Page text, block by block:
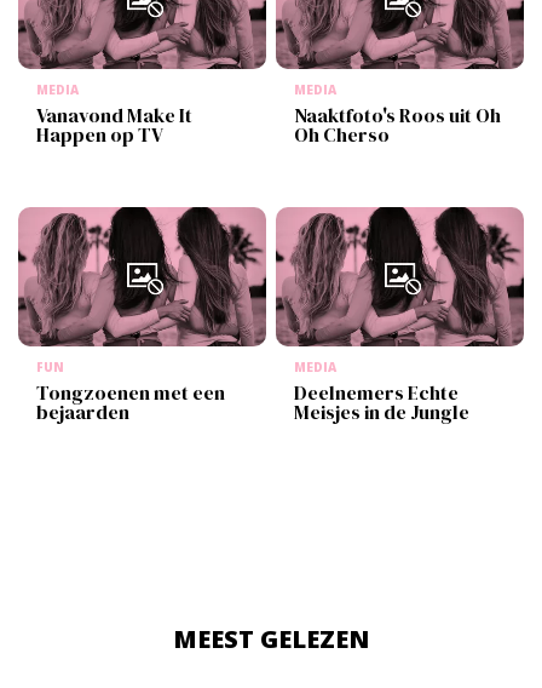
MEDIA
Vanavond Make It
Happen op TV
MEDIA
Naaktfoto's Roos uit Oh
Oh Cherso
FUN
Tongzoenen met een
bejaarden
MEDIA
Deelnemers Echte
Meisjes in de Jungle
MEEST GELEZEN